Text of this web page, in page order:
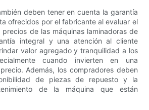
deben tener en cuenta la garantía
ofrecidos por el fabricante al evaluar el
de las máquinas laminadoras de
integral y una atención al cliente
valor agregado y tranquilidad a los
cuando invierten en una
Además, los compradores deben
de piezas de repuesto y la
de la máquina que están